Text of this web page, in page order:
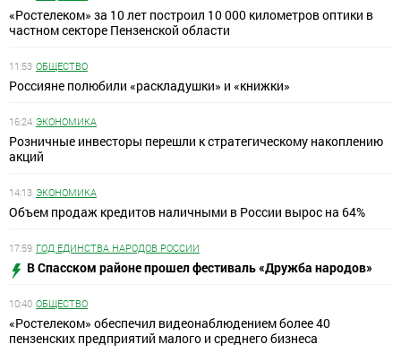
«Ростелеком» за 10 лет построил 10 000 километров оптики в
частном секторе Пензенской области
11:53 ОБЩЕСТВО
Россияне полюбили «раскладушки» и «книжки»
16:24 ЭКОНОМИКА
Розничные инвесторы перешли к стратегическому накоплению
акций
14:13 ЭКОНОМИКА
Объем продаж кредитов наличными в России вырос на 64%
17:59 ГОД ЕДИНСТВА НАРОДОВ РОССИИ
В Спасском районе прошел фестиваль «Дружба народов»
10:40 ОБЩЕСТВО
«Ростелеком» обеспечил видеонаблюдением более 40
пензенских предприятий малого и среднего бизнеса